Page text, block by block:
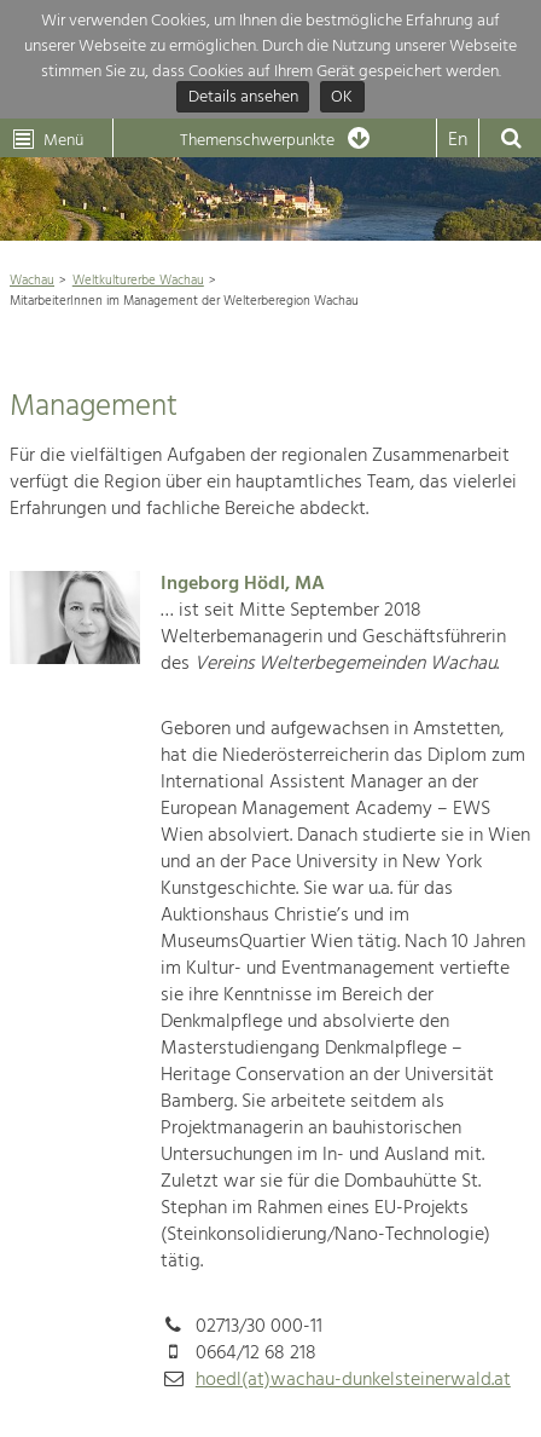
Wir verwenden Cookies, um Ihnen die bestmögliche Erfahrung auf
unserer Webseite zu ermöglichen. Durch die Nutzung unserer Webseite
stimmen Sie zu, dass Cookies auf Ihrem Gerät gespeichert werden.
Details ansehen
OK
Dunkelsteinerwald Klima
Menü Themenschwerpunkte En
Aktuelles
Weltkulturerbe Wachau 
Die Wachau
Management
Gemeinden
Team
Rückblick 25 Jahre Jubiläum
Naturschutz

Landwirtschaft & Tourismus
Kirchen am Fluss
Themenübersicht
Die Regionalentwicklung in unserer Region ist sehr vielfältig. Deshalb
geben wir hier eine Übersicht über unsere Themenschwerpunkte. Für
mehr Informationen einfach das Thema anklicken und schon werden alle
Projekte in diesem Kontext angezeigt.
Natur- &
Landschaftsschutz
Baukultur
Ortsbild, Baukultur und nachhaltiges
Siedlungswesen.
Land- & Forstwirtschaft
Bewirtschaftung und Pflege der
Tourismus
Angebotsentwicklung und
Positionierung.
Handwerk, Wissenschaft und Forschung.
Soziales, Bildung &
Identität
Gleichberechtigung, Jugend und
Mobilität & Energie
Klimawandel, öffentlicher Verkehr und
erneuerbare Energie
Wirtschaft
Steigerung regionaler Wertschöpfung
Wachau
Weltkulturerbe Wachau
MitarbeiterInnen im Management der Welterberegion Wachau
Management
Für die vielfältigen Aufgaben der regionalen Zusammenarbeit
verfügt die Region über ein hauptamtliches Team, das vielerlei
Erfahrungen und fachliche Bereiche abdeckt.
Ingeborg Hödl, MA
… ist seit Mitte September 2018
Welterbemanagerin und Geschäftsführerin
des Vereins Welterbegemeinden Wachau.
Geboren und aufgewachsen in Amstetten,
hat die Niederösterreicherin das Diplom zum
International Assistent Manager an der
European Management Academy – EWS
Wien absolviert. Danach studierte sie in Wien
und an der Pace University in New York
Kunstgeschichte. Sie war u.a. für das
Auktionshaus Christie’s und im
MuseumsQuartier Wien tätig. Nach 10 Jahren
im Kultur- und Eventmanagement vertiefte
sie ihre Kenntnisse im Bereich der
Denkmalpflege und absolvierte den
Masterstudiengang Denkmalpflege –
Heritage Conservation an der Universität
Bamberg. Sie arbeitete seitdem als
Projektmanagerin an bauhistorischen
Untersuchungen im In- und Ausland mit.
Zuletzt war sie für die Dombauhütte St.
Stephan im Rahmen eines EU-Projekts
(Steinkonsolidierung/Nano-Technologie)
tätig.
02713/30 000-11
0664/12 68 218
hoedl(at)wachau-dunkelsteinerwald.at